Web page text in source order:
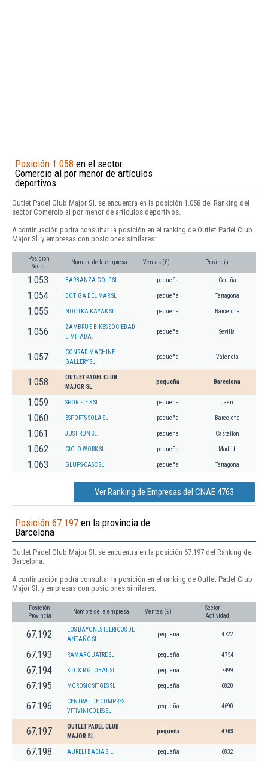
Posición 1.058 en el sector
Comercio al por menor de artículos
deportivos
Outlet Padel Club Major Sl. se encuentra en la posición 1.058 del Ranking del
sector Comercio al por menor de artículos deportivos.
A continuación podrá consultar la posición en el ranking de Outlet Padel Club
Major Sl. y empresas con posiciones similares:
Posición
Sector
Nombre de la empresa Ventas (€) Provincia
1.053 BARBANZA GOLF SL. pequeña Coruña
1.054 BOTIGA DEL MAR SL pequeña Tarragona
1.055 NOOTKA KAYAK SL pequeña Barcelona
1.056
ZAMBRU'S BIKES SOCIEDAD
LIMITADA.
pequeña Sevilla
1.057
CONRAD MACHINE
GALLERY SL.
pequeña Valencia
1.058
OUTLET PADEL CLUB
MAJOR SL.
pequeña Barcelona
1.059 SPORT-LEIS SL pequeña Jaén
1.060 ESPORTS SOLA SL pequeña Barcelona
1.061 JUST RUN SL pequeña Castellon
1.062 CICLO WORK SL. pequeña Madrid
1.063 GLUPS-CASC SL pequeña Tarragona
Ver Ranking de Empresas del CNAE 4763
Posición 67.197 en la provincia de
Barcelona
Outlet Padel Club Major Sl. se encuentra en la posición 67.197 del Ranking de
Barcelona.
A continuación podrá consultar la posición en el ranking de Outlet Padel Club
Major Sl. y empresas con posiciones similares:
Posición
Provincia
Nombre de la empresa Ventas (€)
Sector
Actividad
67.192
LOS BAYONES IBERICOS DE
ANTAÑO SL.
pequeña 4722
67.193 RAMAR QUATRE SL pequeña 4754
67.194 KTC & R GLOBAL SL pequeña 7499
67.195 MOROSIC SITGES SL pequeña 6820
67.196
CENTRAL DE COMPRES
VITIVINICOLES SL.
pequeña 4690
67.197
OUTLET PADEL CLUB
MAJOR SL.
pequeña 4763
67.198 AURELI BADIA S.L. pequeña 6832